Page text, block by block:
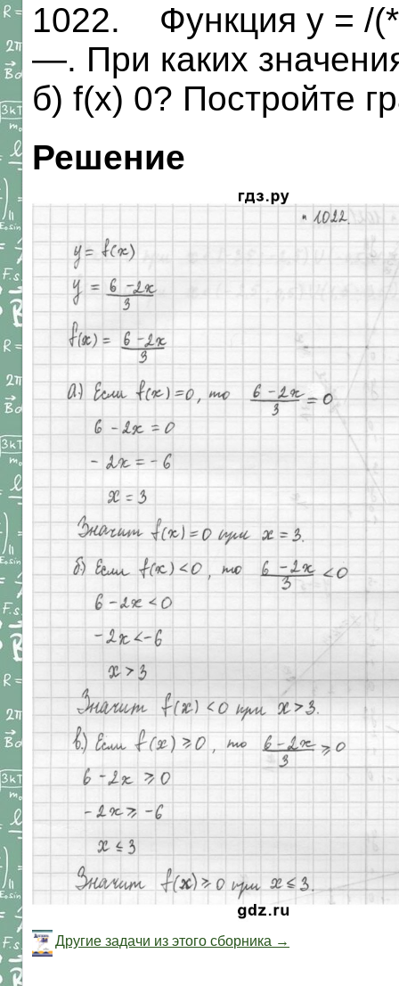
1022. Функция у = /
—. При каких
б) f(x) 0? Постройте
Решение
Другие задачи из этого сборника →